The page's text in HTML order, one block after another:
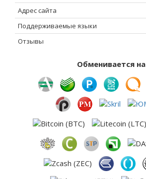
Адрес сайта
Поддерживаемые языки
Отзывы
Обменивается на